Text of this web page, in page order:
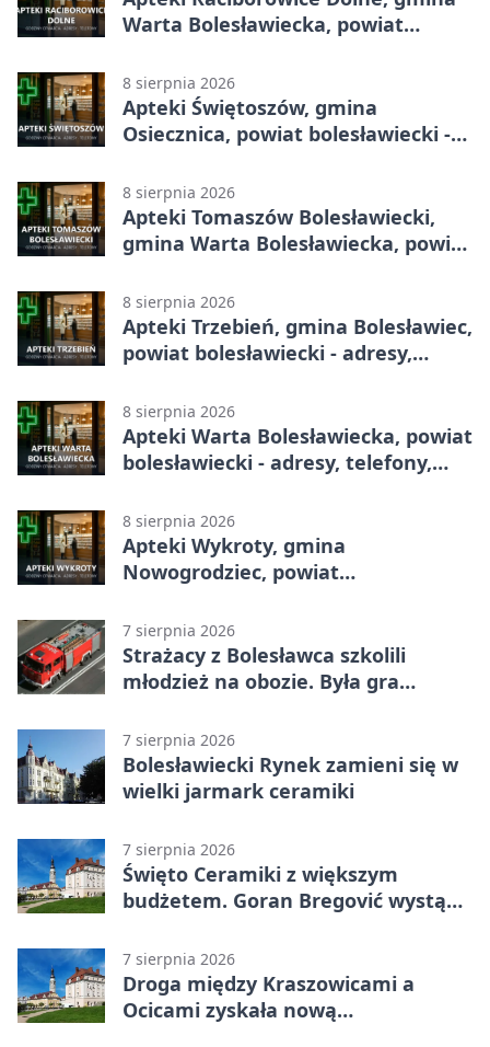
Warta Bolesławiecka, powiat
godziny otwarcia
8 sierpnia 2026
Apteki Świętoszów, gmina
Osiecznica, powiat bolesławiecki -
8 sierpnia 2026
Apteki Tomaszów Bolesławiecki,
gmina Warta Bolesławiecka, powiat
godziny otwarcia
8 sierpnia 2026
Apteki Trzebień, gmina Bolesławiec,
powiat bolesławiecki - adresy,
8 sierpnia 2026
Apteki Warta Bolesławiecka, powiat
bolesławiecki - adresy, telefony,
8 sierpnia 2026
Apteki Wykroty, gmina
Nowogrodziec, powiat
godziny otwarcia
7 sierpnia 2026
Strażacy z Bolesławca szkolili
młodzież na obozie. Była gra
7 sierpnia 2026
Bolesławiecki Rynek zamieni się w
wielki jarmark ceramiki
7 sierpnia 2026
Święto Ceramiki z większym
budżetem. Goran Bregović wystąpi
7 sierpnia 2026
Droga między Kraszowicami a
Ocicami zyskała nową